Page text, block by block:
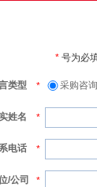
* 号为必
类型 * 采购咨询
姓名 *
电话 *
/公司 *